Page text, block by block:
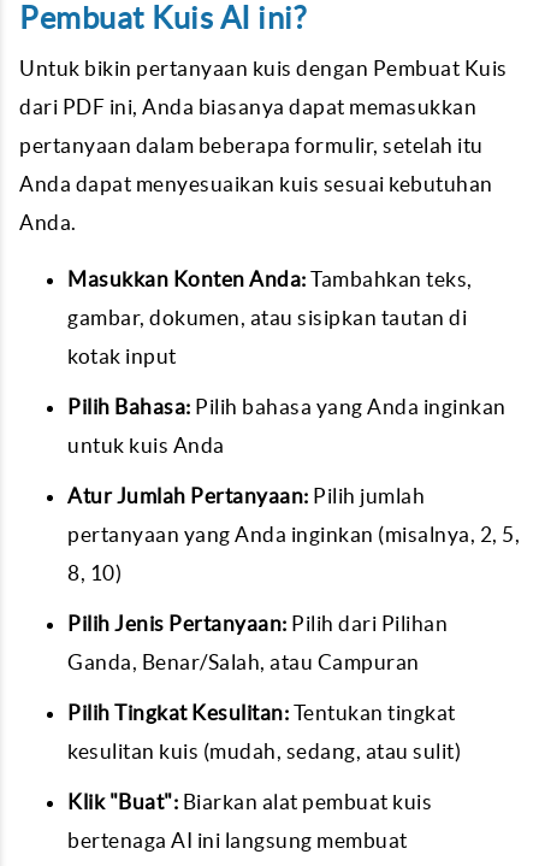
Pembuat Kuis AI ini?
Untuk bikin pertanyaan kuis dengan Pembuat Kuis
dari PDF ini, Anda biasanya dapat memasukkan
pertanyaan dalam beberapa formulir, setelah itu
Anda dapat menyesuaikan kuis sesuai kebutuhan
Anda.
Masukkan Konten Anda: Tambahkan teks,
gambar, dokumen, atau sisipkan tautan di
kotak input
Pilih Bahasa: Pilih bahasa yang Anda inginkan
untuk kuis Anda
Atur Jumlah Pertanyaan: Pilih jumlah
pertanyaan yang Anda inginkan (misalnya, 2, 5,
8, 10)
Pilih Jenis Pertanyaan: Pilih dari Pilihan
Ganda, Benar/Salah, atau Campuran
Pilih Tingkat Kesulitan: Tentukan tingkat
kesulitan kuis (mudah, sedang, atau sulit)
Klik "Buat": Biarkan alat pembuat kuis
bertenaga AI ini langsung membuat